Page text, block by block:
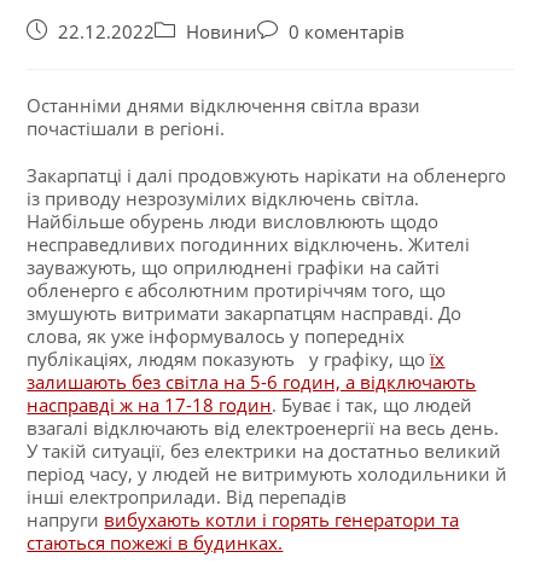
22.12.2022 Новини 0 коментарів
Останніми днями відключення світла врази
почастішали в регіоні.
Закарпатці і далі продовжують нарікати на обленерго
із приводу незрозумілих відключень світла.
Найбільше обурень люди висловлюють щодо
несправедливих погодинних відключень. Жителі
зауважують, що оприлюднені графіки на сайті
обленерго є абсолютним протиріччям того, що
змушують витримати закарпатцям насправді. До
слова, як уже інформувалось у попередніх
публікаціях, людям показують у графіку, щоїх
залишають без світла на 5-6 годин, а відключають
насправді ж на 17-18 годин. Буває і так, що людей
взагалі відключають від електроенергії на весь день.
У такій ситуації, без електрики на достатньо великий
період часу, у людей не витримують холодильники й
інші електроприлади. Від перепадів
напруги вибухають котли і горять генератори та
стаються пожежі в будинках.